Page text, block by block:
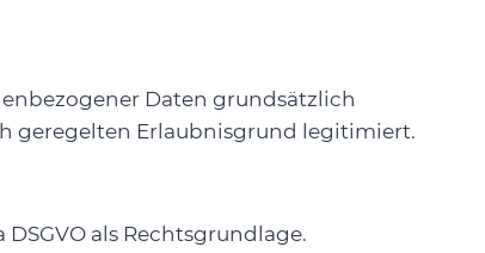
Daten grundsätzlich
geregelten Erlaubnisgrund legitimiert.
als Rechtsgrundlage.